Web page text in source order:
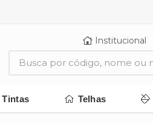
Institucional
Tintas Telhas